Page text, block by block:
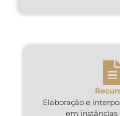
Elaboração e
em instâncias